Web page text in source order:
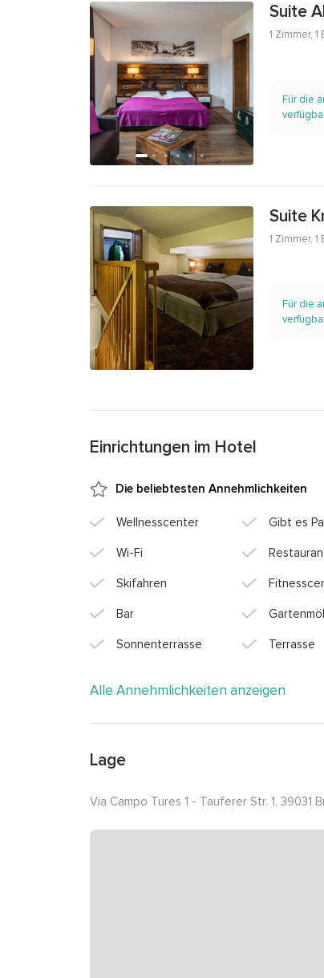
Suite
1 Zimmer, 1
Für die
Suite
1 Zimmer, 1
Für die
Einrichtungen im Hotel
Die beliebtesten Annehmlichkeiten
Wellnesscenter Gibt es
Wi-Fi
Skifahren
Bar
Sonnenterrasse Terrasse
Alle Annehmlichkeiten anzeigen
Lage
Via Campo Tures 1 - Tauferer Str. 1, 39031